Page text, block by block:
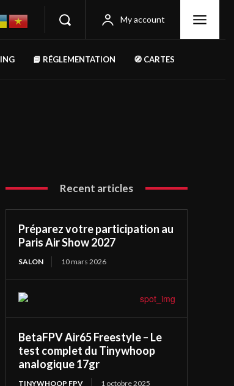
My account
📘 RÉGLEMENTATION 🧭 CARTES
Recent articles
Préparez votre participation au
Paris Air Show 2027
SALON 10 mars 2026
BetaFPV Air65 Freestyle – Le
test complet du Tinywhoop
analogique 17gr
TINYWHOOP FPV 1 octobre 2025